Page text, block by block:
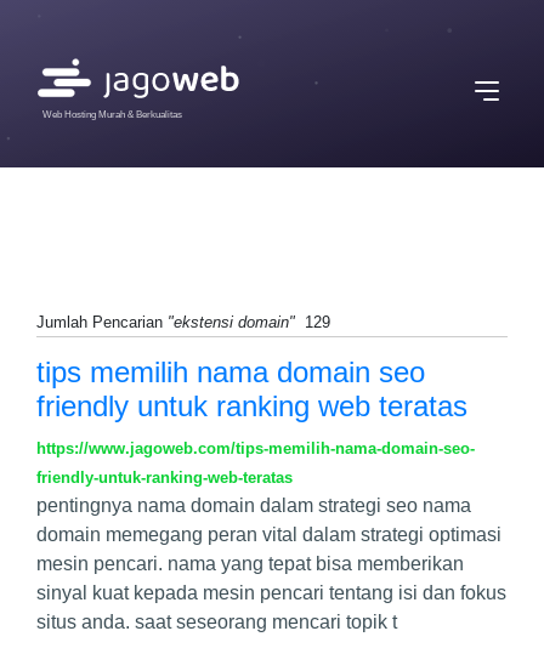
Web Hosting Murah & Berkualitas
Jumlah Pencarian "ekstensi domain" 129
tips memilih nama domain seo
friendly untuk ranking web teratas
https://www.jagoweb.com/tips-memilih-nama-domain-seo-
friendly-untuk-ranking-web-teratas
pentingnya nama domain dalam strategi seo nama
domain memegang peran vital dalam strategi optimasi
mesin pencari. nama yang tepat bisa memberikan
sinyal kuat kepada mesin pencari tentang isi dan fokus
situs anda. saat seseorang mencari topik t